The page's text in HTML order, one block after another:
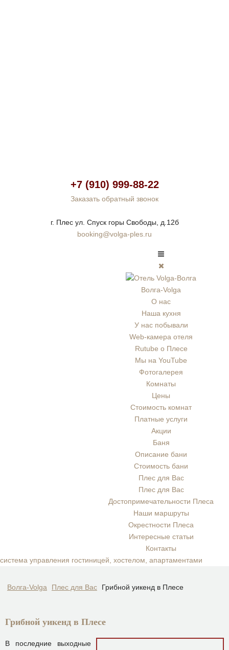
+7 (910) 999-88-22
Заказать обратный звонок
г. Плес ул. Спуск горы Свободы, д.12б
booking@volga-ples.ru
Волга-Volga
О нас
Наша кухня
У нас побывали
Web-камера отеля
Rutube о Плесе
Мы на YouTube
Фотогалерея
Комнаты
Цены
Стоимость комнат
Платные услуги
Акции
Баня
Описание бани
Стоимость бани
Плес для Вас
Плес для Вас
Достопримечательности Плеса
Наши маршруты
Окрестности Плеса
Интересные статьи
Контакты
система управления гостиницей, хостелом, апартаментами
Волга-Volga Плес для Вас Грибной уикенд в Плесе
Грибной уикенд в Плесе
В последние выходные